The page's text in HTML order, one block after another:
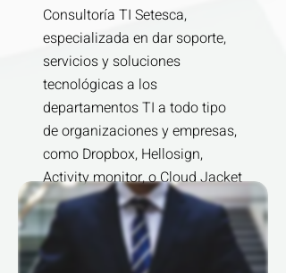
Consultoría TI Setesca,
especializada en dar soporte,
servicios y soluciones
tecnológicas a los
departamentos TI a todo tipo
de organizaciones y empresas,
como Dropbox, Hellosign,
Activity monitor, o Cloud Jacket
Saber más